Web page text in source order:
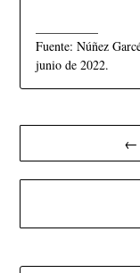
Fuente: Núñez
junio de 2022.
←